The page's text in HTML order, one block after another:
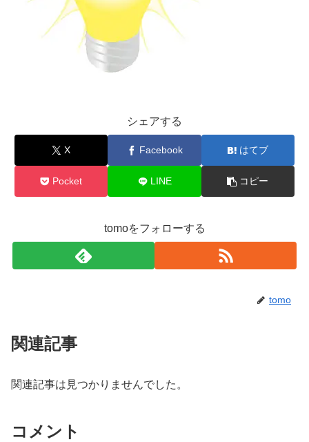
シェアする
X Facebook はてブ
Pocket LINE コピー
tomoをフォローする
tomo
関連記事
関連記事は見つかりませんでした。
コメント